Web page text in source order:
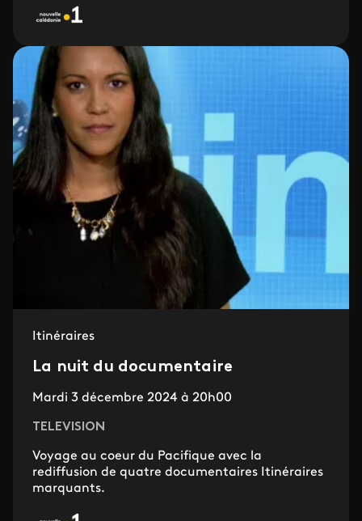
Itinéraires
La nuit du documentaire
Mardi 3 décembre 2024 à 20h00
TELEVISION
Voyage au coeur du Pacifique avec la
rediffusion de quatre documentaires Itinéraires
marquants.